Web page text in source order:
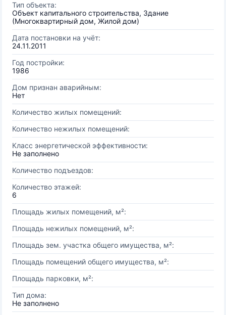
Тип объекта:
Объект капитального строительства, Здание
(Многоквартирный дом, Жилой дом)
Дата постановки на учёт:
24.11.2011
Год постройки:
1986
Дом признан аварийным:
Нет
Количество жилых помещений:
Количество нежилых помещений:
Класс энергетической эффективности:
Не заполнено
Количество подъездов:
Количество этажей:
6
Площадь жилых помещений, м²:
Площадь нежилых помещений, м²:
Площадь зем. участка общего имущества, м²:
Площадь помещений общего имущества, м²:
Площадь парковки, м²:
Тип дома:
Не заполнено